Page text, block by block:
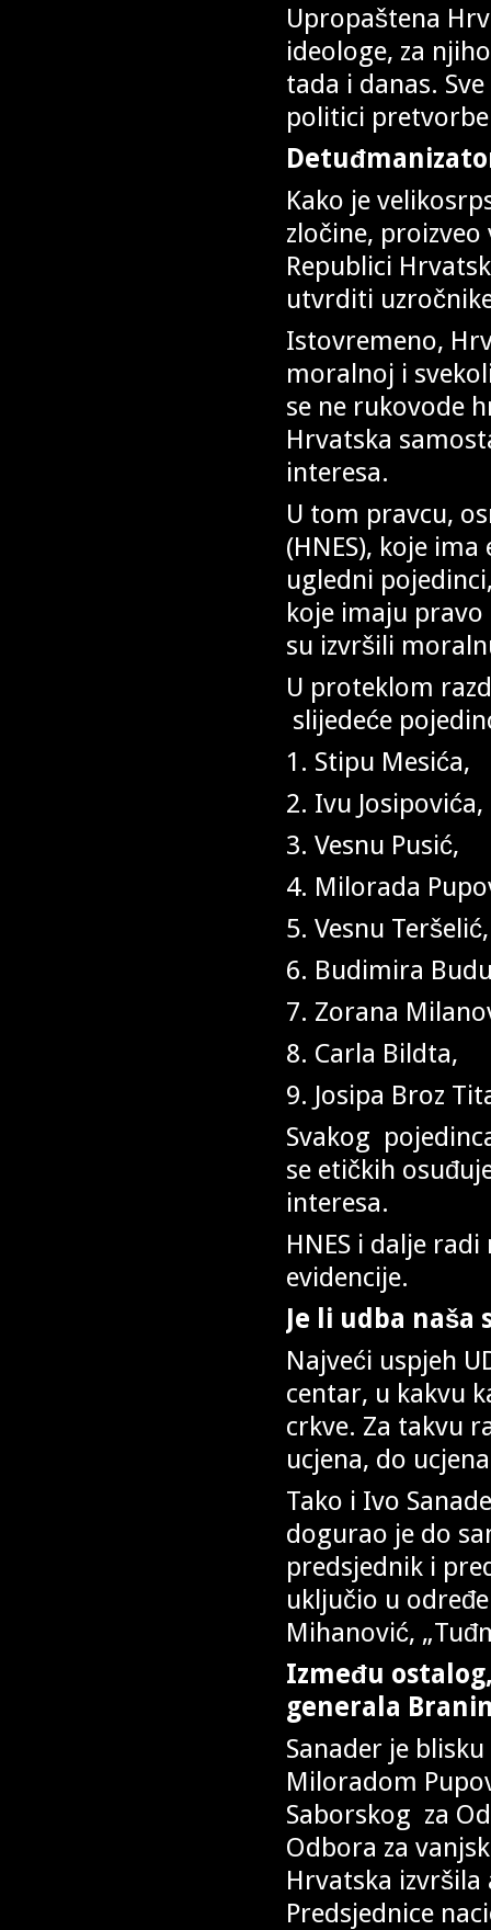
Upropaštena
ideologe, za
tada i danas.
politici
Kako je
zločine,
Republici
utvrditi
Istovremeno,
moralnoj i
se ne rukovode
Hrvatska
interesa.
U tom pravcu,
(HNES), koje
ugledni
koje imaju
su izvršili
U proteklom
slijedeće
1. Stipu Mesića,
2. Ivu Josipovića,
3. Vesnu Pusić,
4. Milorada
5. Vesnu Teršelić,
6. Budimira
7. Zorana
8. Carla Bildta,
9. Josipa Broz
Svakog
se etičkih
interesa.
HNES i dalje
evidencije.
Je li udba naša
Najveći uspjeh
centar, u kakvu
crkve. Za takvu
ucjena, do
Tako i Ivo
dogurao je do
predsjednik i
uključio u
Mihanović,
Između
generala
Sanader je
Miloradom
Saborskog za
Odbora za
Hrvatska
Predsjednice